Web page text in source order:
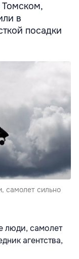
в
посадки
самолет сильно
люди, самолет
агентства,